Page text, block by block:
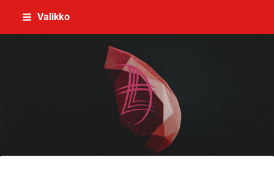
Siirry
Valikko
OUKALI,Pohjois-Pohjanmaan ja